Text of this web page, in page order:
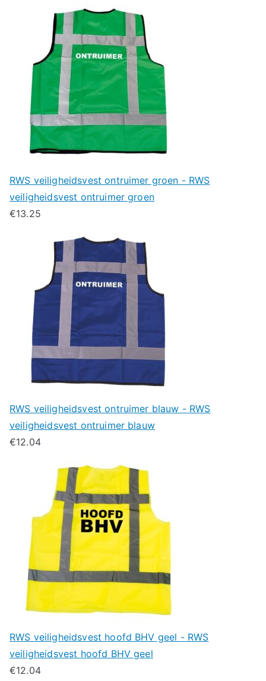
RWS veiligheidsvest ontruimer groen - RWS
veiligheidsvest ontruimer groen
€13.25
RWS veiligheidsvest ontruimer blauw - RWS
veiligheidsvest ontruimer blauw
€12.04
RWS veiligheidsvest hoofd BHV geel - RWS
veiligheidsvest hoofd BHV geel
€12.04